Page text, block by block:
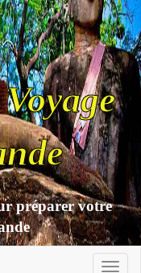
préparer votre